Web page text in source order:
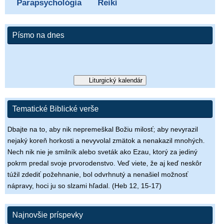
Parapsychológia
Reiki
Písmo na dnes
Liturgický kalendár
Tematické Biblické verše
Dbajte na to, aby nik nepremeškal Božiu milosť; aby nevyrazil
nejaký koreň horkosti a nevyvolal zmätok a nenakazil mnohých.
Nech nik nie je smilník alebo sveták ako Ezau, ktorý za jediný
pokrm predal svoje prvorodenstvo. Veď viete, že aj keď neskôr
túžil zdediť požehnanie, bol odvrhnutý a nenašiel možnosť
nápravy, hoci ju so slzami hľadal. (Heb 12, 15-17)
Najnovšie príspevky